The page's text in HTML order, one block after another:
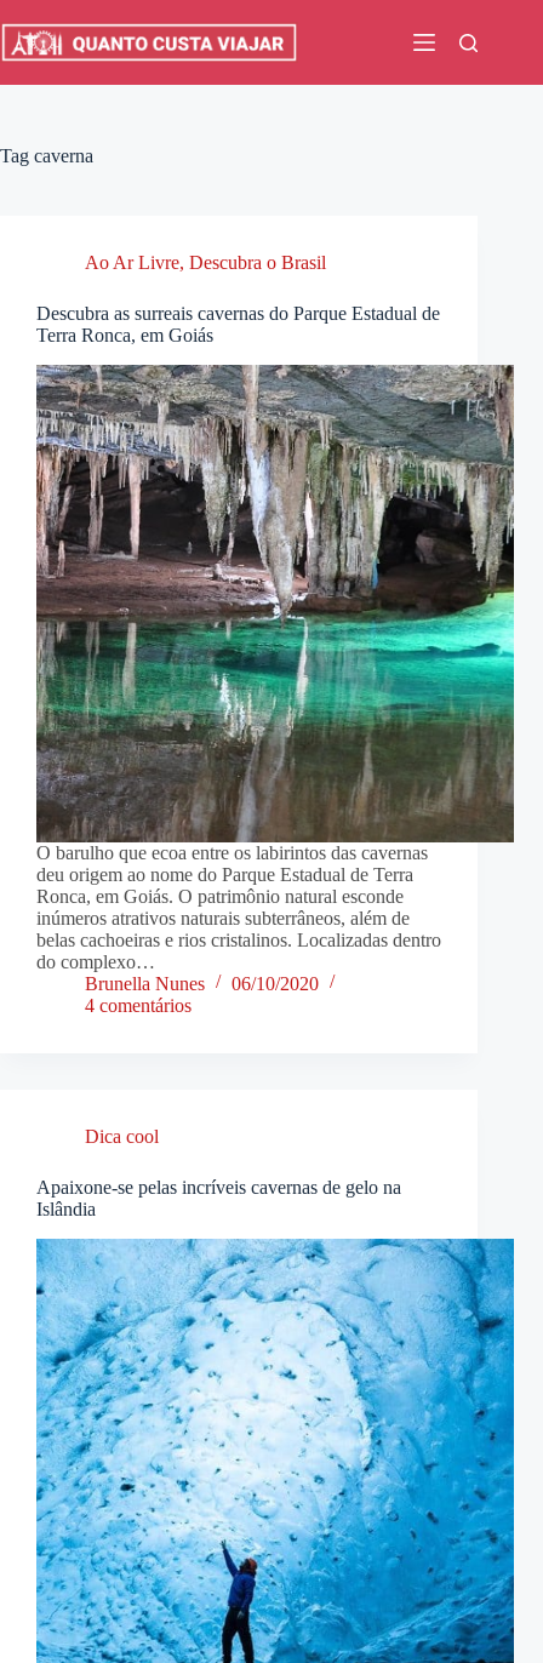
para
Tag caverna
Ao Ar Livre, Descubra o Brasil
Descubra as surreais cavernas do Parque Estadual de
Terra Ronca, em Goiás
O barulho que ecoa entre os labirintos das cavernas
deu origem ao nome do Parque Estadual de Terra
Ronca, em Goiás. O patrimônio natural esconde
inúmeros atrativos naturais subterrâneos, além de
belas cachoeiras e rios cristalinos. Localizadas dentro
do complexo…
Brunella Nunes
06/10/2020
4 comentários
Dica cool
Apaixone-se pelas incríveis cavernas de gelo na
Islândia